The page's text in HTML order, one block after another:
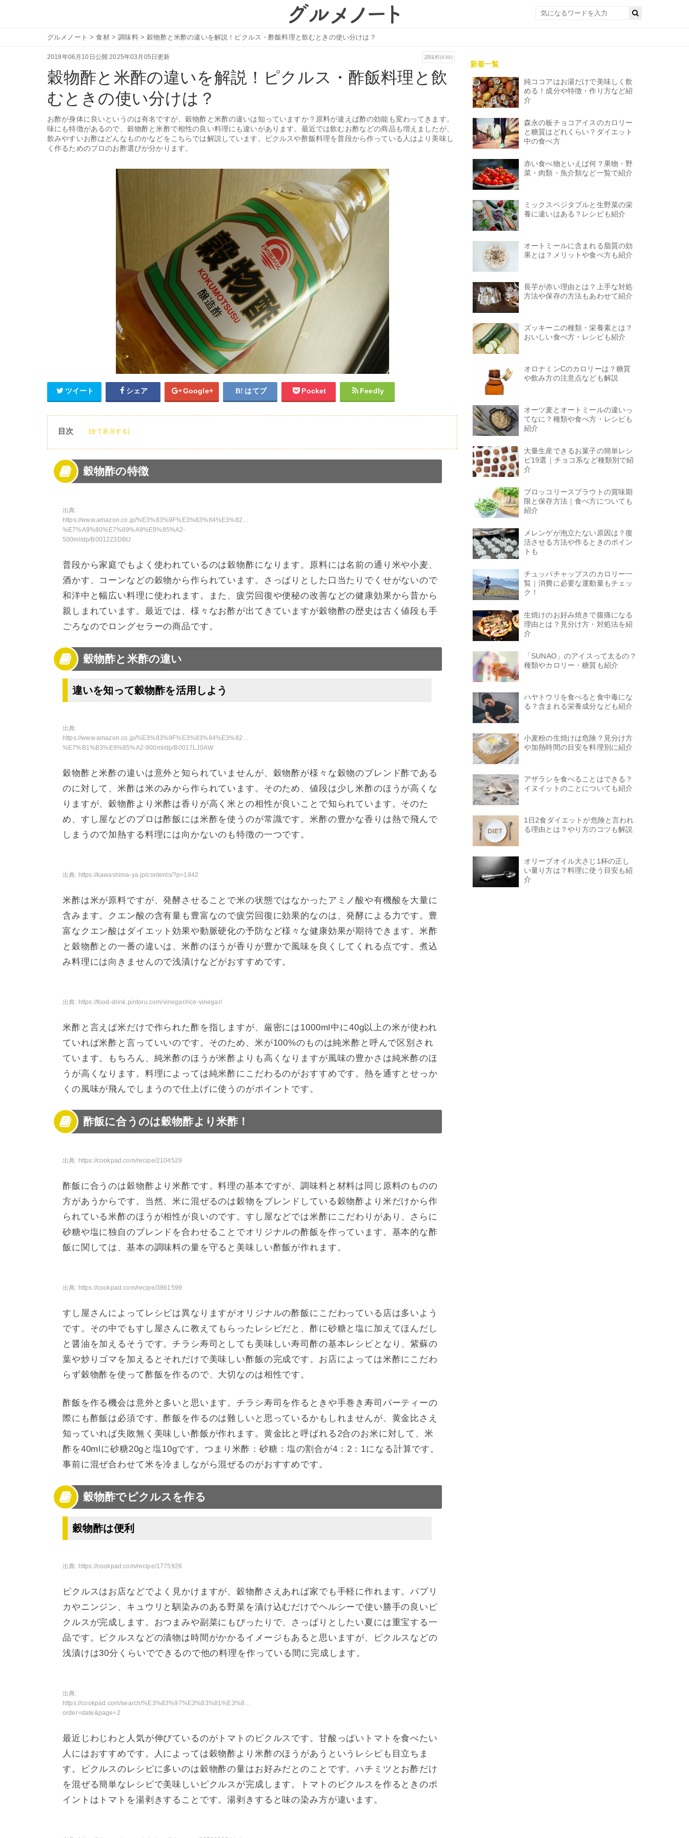
グルメノート >食材 >調味料 >穀物酢と米酢の違いを解説！ピクルス・酢飯料理と飲むときの使い分けは？
2018年06月10日公開 2025年03月05日更新 調味料(498)
穀物酢と米酢の違いを解説！ピクルス・酢飯料理と飲
むときの使い分けは？
お酢が身体に良いというのは有名ですが、穀物酢と米酢の違いは知っていますか？原料が違えば酢の効能も変わってきます。
味にも特徴があるので、穀物酢と米酢で相性の良い料理にも違いがあります。最近では飲むお酢などの商品も増えましたが、
飲みやすいお酢はどんなものかなどをこちらでは解説しています。ピクルスや酢飯料理を普段から作っている人はより美味し
く作るためのプロのお酢選びが分かります。
ツイート シェア Google+ はてブ Pocket Feedly
目次 [全て表示する]
3 酢飯に合うのは穀物酢より米酢！
4 穀物酢でピクルスを作る
6 おつまみも作れる穀物酢
7
穀物酢を飲むときの注意点
8 穀物酢と飲む酢の違い
10 穀物酢で健康になろう！
穀物酢の特徴
出典:
https://www.amazon.co.jp/%E3%83%9F%E3%83%84%E3%82%AB%E3%83%B3-
%E7%A9%80%E7%89%A9%E9%85%A2-
500ml/dp/B0012Z3DBU
普段から家庭でもよく使われているのは穀物酢になります。原料には名前の通り米や小麦、
酒かす、コーンなどの穀物から作られています。さっぱりとした口当たりでくせがないので
和洋中と幅広い料理に使われます。また、疲労回復や便秘の改善などの健康効果から昔から
親しまれています。最近では、様々なお酢が出てきていますが穀物酢の歴史は古く値段も手
ごろなのでロングセラーの商品です。
穀物酢と米酢の違い
違いを知って穀物酢を活用しよう
出典:
https://www.amazon.co.jp/%E3%83%9F%E3%83%84%E3%82%AB%E3%83%B3-
%E7%B1%B3%E9%85%A2-900ml/dp/B0017LJ0AW
穀物酢と米酢の違いは意外と知られていませんが、穀物酢が様々な穀物のブレンド酢である
のに対して、米酢は米のみから作られています。そのため、値段は少し米酢のほうが高くな
りますが、穀物酢より米酢は香りが高く米との相性が良いことで知られています。そのた
め、すし屋などのプロは酢飯には米酢を使うのが常識です。米酢の豊かな香りは熱で飛んで
しまうので加熱する料理には向かないのも特徴の一つです。
出典: https://kawashima-ya.jp/contents/?p=1842
米酢は米が原料ですが、発酵させることで米の状態ではなかったアミノ酸や有機酸を大量に
含みます。クエン酸の含有量も豊富なので疲労回復に効果的なのは、発酵による力です。豊
富なクエン酸はダイエット効果や動脈硬化の予防など様々な健康効果が期待できます。米酢
と穀物酢との一番の違いは、米酢のほうが香りが豊かで風味を良くしてくれる点です。煮込
み料理には向きませんので浅漬けなどがおすすめです。
出典: https://food-drink.pintoru.com/vinegar/rice-vinegar/
米酢と言えば米だけで作られた酢を指しますが、厳密には1000ml中に40g以上の米が使われ
ていれば米酢と言っていいのです。そのため、米が100%のものは純米酢と呼んで区別され
ています。もちろん、純米酢のほうが米酢よりも高くなりますが風味の豊かさは純米酢のほ
うが高くなります。料理によっては純米酢にこだわるのがおすすめです。熱を通すとせっか
くの風味が飛んでしまうので仕上げに使うのがポイントです。
酢飯に合うのは穀物酢より米酢！
出典: https://cookpad.com/recipe/2104529
酢飯に合うのは穀物酢より米酢です。料理の基本ですが、調味料と材料は同じ原料のものの
方があうからです。当然、米に混ぜるのは穀物をブレンドしている穀物酢より米だけから作
られている米酢のほうが相性が良いのです。すし屋などでは米酢にこだわりがあり、さらに
砂糖や塩に独自のブレンドを合わせることでオリジナルの酢飯を作っています。基本的な酢
飯に関しては、基本の調味料の量を守ると美味しい酢飯が作れます。
出典: https://cookpad.com/recipe/3861599
すし屋さんによってレシピは異なりますがオリジナルの酢飯にこだわっている店は多いよう
です。その中でもすし屋さんに教えてもらったレシピだと、酢に砂糖と塩に加えてほんだし
と醤油を加えるそうです。チラシ寿司としても美味しい寿司酢の基本レシピとなり、紫蘇の
葉や炒りゴマを加えるとそれだけで美味しい酢飯の完成です。お店によっては米酢にこだわ
らず穀物酢を使って酢飯を作るので、大切なのは相性です。
酢飯を作る機会は意外と多いと思います。チラシ寿司を作るときや手巻き寿司パーティーの
際にも酢飯は必須です。酢飯を作るのは難しいと思っているかもしれませんが、黄金比さえ
知っていれば失敗無く美味しい酢飯が作れます。黄金比と呼ばれる2合のお米に対して、米
酢を40mlに砂糖20gと塩10gです。つまり米酢：砂糖：塩の割合が4：2：1になる計算です。
事前に混ぜ合わせて米を冷ましながら混ぜるのがおすすめです。
穀物酢でピクルスを作る
穀物酢は便利
出典: https://cookpad.com/recipe/1775926
ピクルスはお店などでよく見かけますが、穀物酢さえあれば家でも手軽に作れます。パプリ
カやニンジン、キュウリと馴染みのある野菜を漬け込むだけでヘルシーで使い勝手の良いピ
クルスが完成します。おつまみや副菜にもぴったりで、さっぱりとしたい夏には重宝する一
品です。ピクルスなどの漬物は時間がかかるイメージもあると思いますが、ピクルスなどの
浅漬けは30分くらいでできるので他の料理を作っている間に完成します。
出典:
https://cookpad.com/search/%E3%83%97%E3%83%81%E3%83%88%E3%83%9E%E3%83%88%20%E3%83%94%E3%82%AF%E3%83%AB%E3%82%B9?
order=date&page=2
最近じわじわと人気が伸びているのがトマトのピクルスです。甘酸っぱいトマトを食べたい
人にはおすすめです。人によっては穀物酢より米酢のほうがあうというレシピも目立ちま
す。ピクルスのレシピに多いのは穀物酢の量はお好みだとのことです。ハチミツとお酢だけ
を混ぜる簡単なレシピで美味しいピクルスが完成します。トマトのピクルスを作るときのポ
イントはトマトを湯剥きすることです。湯剥きすると味の染み方が違います。
新着一覧
純ココアはお湯だけで美味しく飲
める！成分や特徴・作り方など紹
介
森永の板チョコアイスのカロリー
と糖質はどれくらい？ダイエット
中の食べ方
赤い食べ物といえば何？果物・野
菜・肉類・魚介類など一覧で紹介
ミックスベジタブルと生野菜の栄
養に違いはある？レシピも紹介
オートミールに含まれる脂質の効
果とは？メリットや食べ方も紹介
長芋が赤い理由とは？上手な対処
方法や保存の方法もあわせて紹介
ズッキーニの種類・栄養素とは？
おいしい食べ方・レシピも紹介
オロナミンCのカロリーは？糖質
や飲み方の注意点なども解説
オーツ麦とオートミールの違いっ
てなに？種類や食べ方・レシピも
紹介
大量生産できるお菓子の簡単レシ
ピ19選｜チョコ系など種類別で紹
介
ブロッコリースプラウトの賞味期
限と保存方法｜食べ方についても
紹介
メレンゲが泡立たない原因は？復
活させる方法や作るときのポイン
トも
チュッパチャップスのカロリー一
覧｜消費に必要な運動量もチェッ
ク！
生焼けのお好み焼きで腹痛になる
理由とは？見分け方・対処法を紹
介
「SUNAO」のアイスって太るの？
種類やカロリー・糖質も紹介
ハヤトウリを食べると食中毒にな
る？含まれる栄養成分なども紹介
小麦粉の生焼けは危険？見分け方
や加熱時間の目安を料理別に紹介
アザラシを食べることはできる？
イヌイットのことについても紹介
1日2食ダイエットが危険と言われ
る理由とは？やり方のコツも解説
オリーブオイル大さじ1杯の正し
い量り方は？料理に使う目安も紹
介